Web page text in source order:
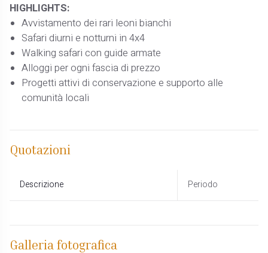
HIGHLIGHTS:
Avvistamento dei rari leoni bianchi
Safari diurni e notturni in 4x4
Walking safari con guide armate
Alloggi per ogni fascia di prezzo
Progetti attivi di conservazione e supporto alle
comunità locali
Quotazioni
Descrizione Periodo
Galleria fotografica